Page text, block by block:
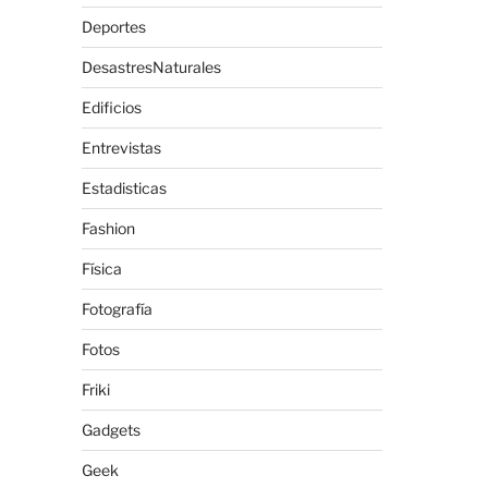
Deportes
DesastresNaturales
Edificios
Entrevistas
Estadisticas
Fashion
Física
Fotografía
Fotos
Friki
Gadgets
Geek